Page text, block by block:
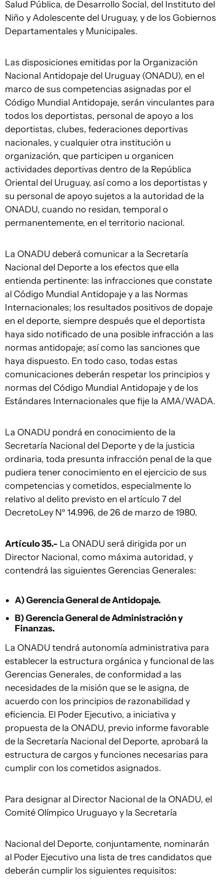
Salud Pública, de Desarrollo Social, del Instituto del
Niño y Adolescente del Uruguay, y de los Gobiernos
Departamentales y Municipales.
Las disposiciones emitidas por la Organización
Nacional Antidopaje del Uruguay (ONADU), en el
marco de sus competencias asignadas por el
Código Mundial Antidopaje, serán vinculantes para
todos los deportistas, personal de apoyo a los
deportistas, clubes, federaciones deportivas
nacionales, y cualquier otra institución u
organización, que participen u organicen
actividades deportivas dentro de la República
Oriental del Uruguay, así como a los deportistas y
su personal de apoyo sujetos a la autoridad de la
ONADU, cuando no residan, temporal o
permanentemente, en el territorio nacional.
La ONADU deberá comunicar a la Secretaría
Nacional del Deporte a los efectos que ella
entienda pertinente: las infracciones que constate
al Código Mundial Antidopaje y a las Normas
Internacionales; los resultados positivos de dopaje
en el deporte, siempre después que el deportista
haya sido notificado de una posible infracción a las
normas antidopaje; así como las sanciones que
haya dispuesto. En todo caso, todas estas
comunicaciones deberán respetar los principios y
normas del Código Mundial Antidopaje y de los
Estándares Internacionales que fije la AMA/WADA.
La ONADU pondrá en conocimiento de la
Secretaría Nacional del Deporte y de la justicia
ordinaria, toda presunta infracción penal de la que
pudiera tener conocimiento en el ejercicio de sus
competencias y cometidos, especialmente lo
relativo al delito previsto en el artículo 7 del
DecretoLey Nº 14.996, de 26 de marzo de 1980.
Artículo 35.- La ONADU será dirigida por un
Director Nacional, como máxima autoridad, y
contendrá las siguientes Gerencias Generales:
A) Gerencia General de Antidopaje.
B) Gerencia General de Administración y
Finanzas.
La ONADU tendrá autonomía administrativa para
establecer la estructura orgánica y funcional de las
Gerencias Generales, de conformidad a las
necesidades de la misión que se le asigna, de
acuerdo con los principios de razonabilidad y
eficiencia. El Poder Ejecutivo, a iniciativa y
propuesta de la ONADU, previo informe favorable
de la Secretaría Nacional del Deporte, aprobará la
estructura de cargos y funciones necesarias para
cumplir con los cometidos asignados.
Para designar al Director Nacional de la ONADU, el
Comité Olímpico Uruguayo y la Secretaría
Nacional del Deporte, conjuntamente, nominarán
al Poder Ejecutivo una lista de tres candidatos que
deberán cumplir los siguientes requisitos: